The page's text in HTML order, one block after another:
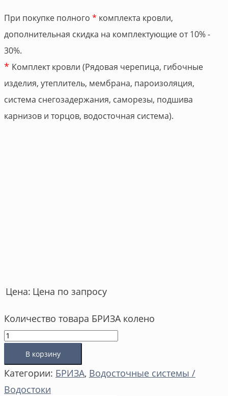
При покупке полного * комплекта кровли,
дополнительная скидка на комплектующие от 10% -
30%.
* Комплект кровли (Рядовая черепица, гибочные
изделия, утеплитель, мембрана, пароизоляция,
система снегозадержания, саморезы, подшива
карнизов и торцов, водосточная система).
Цена: Цена по запросу
Количество товара БРИЗА колено
В корзину
Категории: БРИЗА, Водосточные системы /
Водостоки